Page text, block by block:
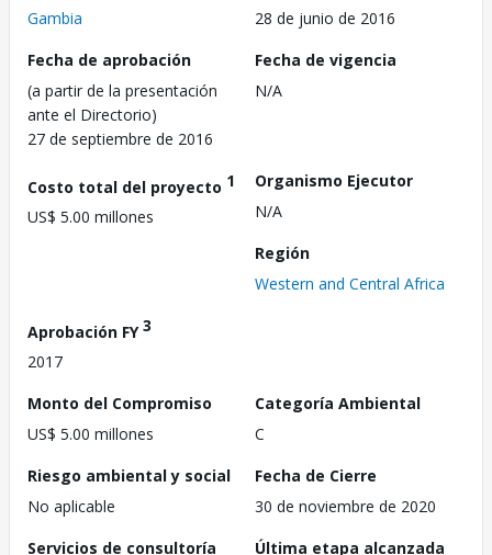
Gambia
28 de junio de 2016
Fecha de aprobación
(a partir de la presentación
ante el Directorio)
27 de septiembre de 2016
Fecha de vigencia
N/A
Costo total del proyecto 1
US$ 5.00 millones
Organismo Ejecutor
N/A
Región
Western and Central Africa
Aprobación FY3
2017
Monto del Compromiso
US$ 5.00 millones
Categoría Ambiental
C
Riesgo ambiental y social
No aplicable
Fecha de Cierre
30 de noviembre de 2020
Servicios de consultoría
Última etapa alcanzada